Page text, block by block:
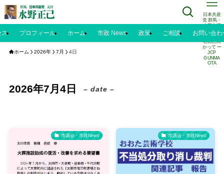
日本共産
党 群馬・
太田市議
水野正己
のブログ |
明日に向
かって ー
JCP
GUNMA
OTA
ス プロフィール ホーム 市政 News 政策 ご相談 お問い合わ
ホーム 2026年 7月 4日
2026年7月4日 – date –
市議会・市政News 市議会・市政News